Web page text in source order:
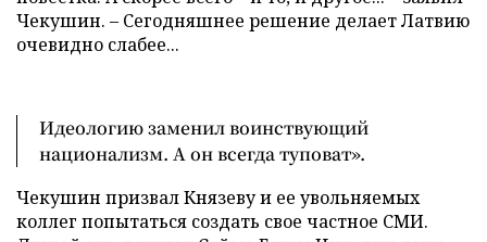
Чекушин. – Сегодняшнее решение делает Латвию
очевидно слабее...
Идеологию заменил воинствующий
национализм. А он всегда туповат».
Чекушин призвал Князеву и ее увольняемых
коллег попытаться создать свое частное СМИ.